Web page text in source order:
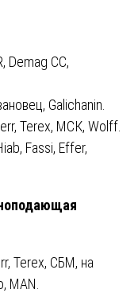
Demag CC,
Galichanin.
Terex, МСК, Wolff.
Fassi, Effer,
Terex, СБМ, на
MAN.